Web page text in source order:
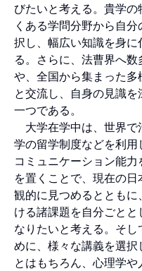
びたいと考える。貴学
くある学問分野から自
択し、幅広い知識を身に
る。さらに、法曹界へ
や、全国から集まった
と交流し、自身の見識
一つである。
大学在学中は、世界で
学の留学制度などを利
コミュニケーション能
を置くことで、現在の
観的に見つめるととも
ける諸課題を自分ごと
なりたいと考える。そ
めに、様々な講義を選
とはもちろん、心理学